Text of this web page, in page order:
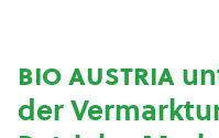
bio austria
der